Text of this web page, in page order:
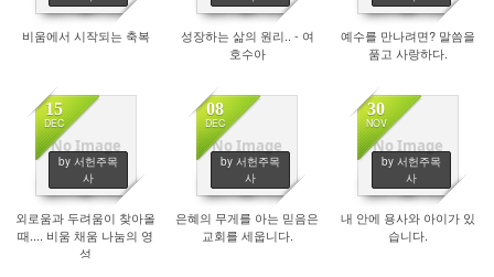
비움에서 시작되는 축복
성장하는 삶의 원리.. - 여
호수아
예수를 만나려면? 말씀을
품고 사랑하다.
No Image
15
DEC
by 서헌주목
사
1833
외로움과 두려움이 찾아올
때.... 비움 채움 나눔의 영
성
No Image
08
DEC
by 서헌주목
사
1853
은혜의 무게를 아는 믿음은
교회를 세웁니다.
No Image
30
NOV
by 서헌주목
사
1789
내 안에 용사와 아이가 있
습니다.